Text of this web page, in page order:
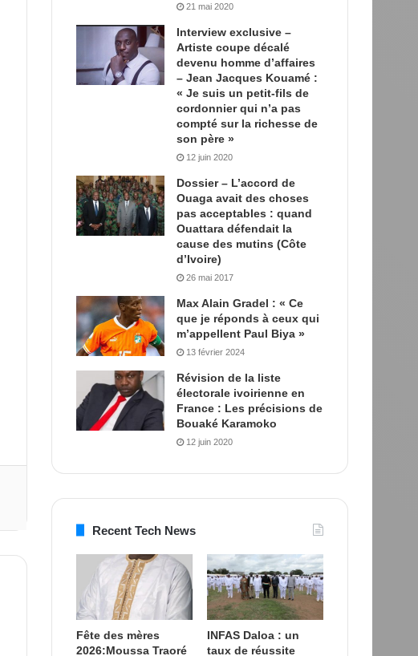
21 mai 2020
Interview exclusive –
Artiste coupe décalé
devenu homme d’affaires
– Jean Jacques Kouamé :
« Je suis un petit-fils de
cordonnier qui n’a pas
compté sur la richesse de
son père »
12 juin 2020
Dossier – L’accord de
Ouaga avait des choses
pas acceptables : quand
Ouattara défendait la
cause des mutins (Côte
d’Ivoire)
26 mai 2017
Max Alain Gradel : « Ce
que je réponds à ceux qui
m’appellent Paul Biya »
13 février 2024
Révision de la liste
électorale ivoirienne en
France : Les précisions de
Bouaké Karamoko
12 juin 2020
Recent Tech News
Fête des mères
2026:Moussa Traoré
INFAS Daloa : un
taux de réussite